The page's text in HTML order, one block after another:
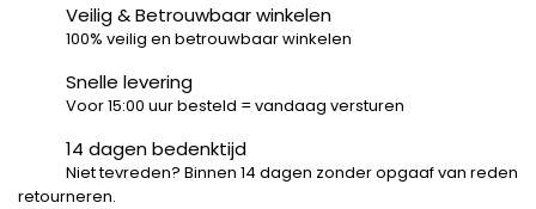
Veilig & Betrouwbaar winkelen
100% veilig en betrouwbaar winkelen
Snelle levering
Voor 15:00 uur besteld = vandaag versturen
14 dagen bedenktijd
Niet tevreden? Binnen 14 dagen zonder opgaaf van reden
retourneren.